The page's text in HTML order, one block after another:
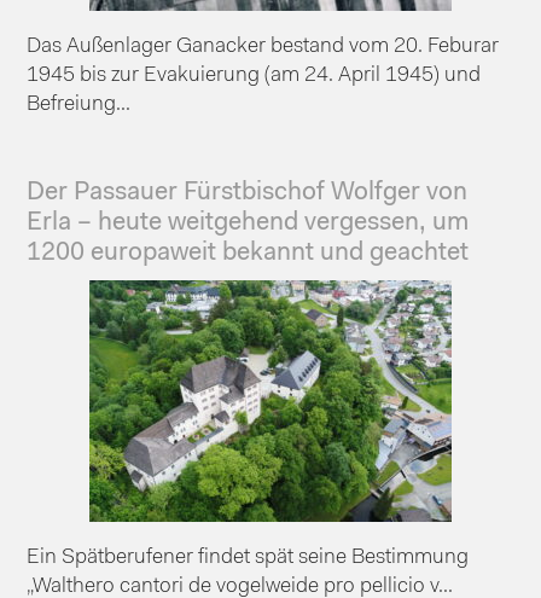
Das Außenlager Ganacker bestand vom 20. Feburar
1945 bis zur Evakuierung (am 24. April 1945) und
Befreiung...
Der Passauer Fürstbischof Wolfger von
Erla – heute weitgehend vergessen, um
1200 europaweit bekannt und geachtet
Ein Spätberufener findet spät seine Bestimmung
„Walthero cantori de vogelweide pro pellicio v...